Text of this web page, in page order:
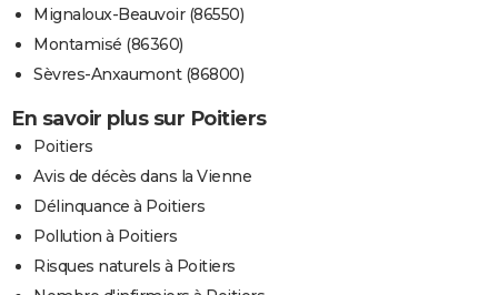
Mignaloux-Beauvoir (86550)
Montamisé (86360)
Sèvres-Anxaumont (86800)
En savoir plus sur Poitiers
Poitiers
Avis de décès dans la Vienne
Délinquance à Poitiers
Pollution à Poitiers
Risques naturels à Poitiers